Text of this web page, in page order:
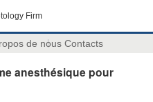
Firm
de nous Contacts
anesthésique pour